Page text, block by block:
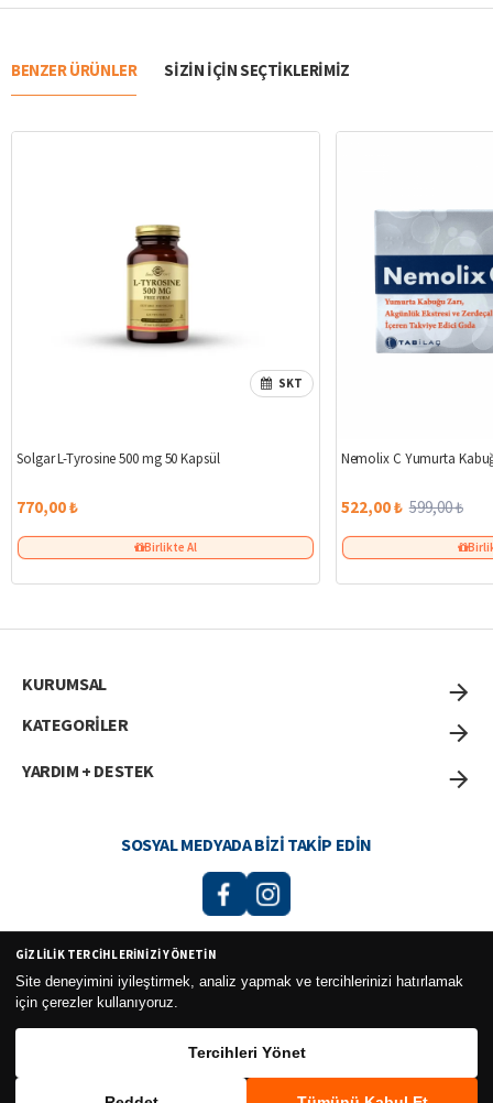
BENZER ÜRÜNLER SIZIN IÇIN SEÇTIKLERIMIZ
SKT
Solgar L-Tyrosine 500 mg 50 Kapsül
770,00 ₺
Birlikte Al
Nemolix C Yumurta
522,00 ₺ 599,00 ₺
KURUMSAL
KATEGORİLER
YARDIM + DESTEK
SOSYAL MEDYADA BIZI TAKIP EDIN
Curesel Turizm Ticaret Limited Şirketi 2026 ©
GIZLILIK TERCIHLERINIZI YÖNETIN
Site deneyimini iyileştirmek, analiz yapmak ve tercihlerinizi hatırlamak
için çerezler kullanıyoruz.
Tercihleri Yönet